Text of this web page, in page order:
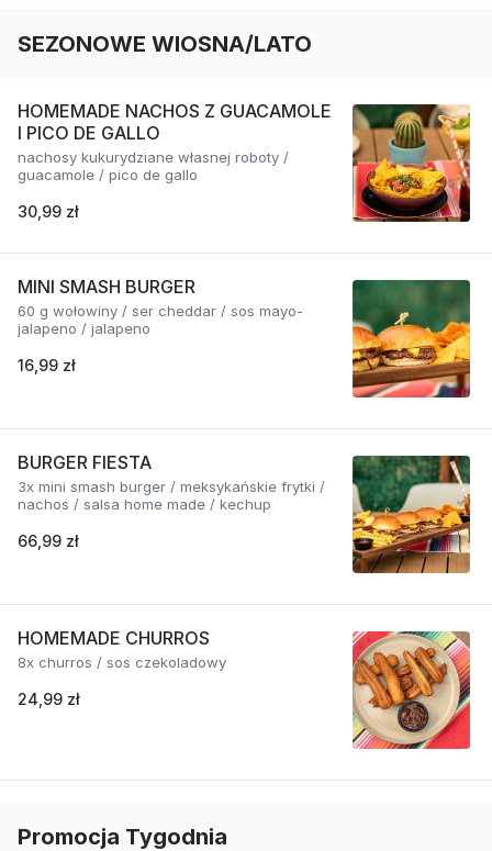
SEZONOWE WIOSNA/LATO
HOMEMADE NACHOS Z GUACAMOLE
I PICO DE GALLO
nachosy kukurydziane własnej roboty /
guacamole / pico de gallo
30,99 zł
MINI SMASH BURGER
60 g wołowiny / ser cheddar / sos mayo-
jalapeno / jalapeno
16,99 zł
BURGER FIESTA
3x mini smash burger / meksykańskie frytki /
nachos / salsa home made / kechup
66,99 zł
HOMEMADE CHURROS
8x churros / sos czekoladowy
24,99 zł
Promocja Tygodnia